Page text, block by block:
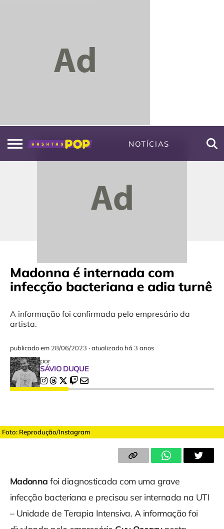
NOTÍCIAS
Madonna é internada com
infecção bacteriana e adia turnê
A informação foi confirmada pelo empresário da
artista.
publicado em 28/06/2023 ·atualizado há 3 anos
por
SÁVIO DUQUE
Foto: Reprodução/Instagram
Madonna foi diagnosticada com uma grave
infecção bacteriana e precisou ser internada na UTI
– Unidade de Terapia Intensiva. A informação foi